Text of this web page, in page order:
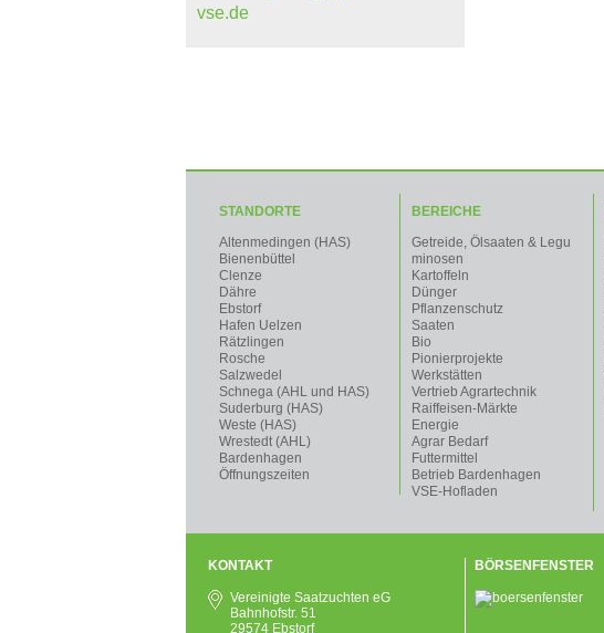
vse.de
STANDORTE
Altenmedingen (HAS)
Bienenbüttel
Clenze
Dähre
Ebstorf
Hafen Uelzen
Rätzlingen
Rosche
Salzwedel
Schnega (AHL und HAS)
Suderburg (HAS)
Weste (HAS)
Wrestedt (AHL)
Bardenhagen
Öffnungszeiten
BEREICHE
Getreide, Ölsaaten & Legu
minosen
Kartoffeln
Dünger
Pflanzenschutz
Saaten
Bio
Pionierprojekte
Werkstätten
Vertrieb Agrartechnik
Raiffeisen-Märkte
Energie
Agrar Bedarf
Futtermittel
Betrieb Bardenhagen
VSE-Hofladen
KONTAKT
Vereinigte Saatzuchten eG
Bahnhofstr. 51
29574 Ebstorf
BÖRSENFENSTER